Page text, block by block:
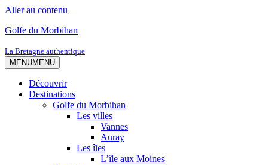
Aller au contenu
Golfe du Morbihan
La Bretagne authentique
MENUMENU
Découvrir
Destinations
Golfe du Morbihan
Les villes
Vannes
Auray
Les îles
L’île aux Moines